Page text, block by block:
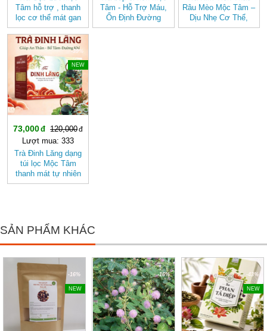
Tâm hỗ trợ , thanh
lọc cơ thể mát gan
Tâm - Hỗ Trợ Máu,
Ổn Định Đường
Huyết
Râu Mèo Mộc Tâm –
Dịu Nhẹ Cơ Thể,
Thanh Mát Mỗi Ngày
-39%
NEW
73,000
120,000
Lượt mua: 333
Trà Đinh Lăng dạng
túi lọc Mộc Tâm
thanh mát tự nhiên
SẢN PHẨM KHÁC
-16%
NEW
-16% -43%
NEW